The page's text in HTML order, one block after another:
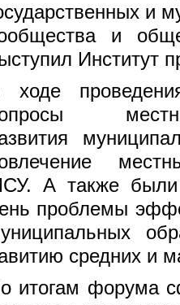
и
и
Институт
ходе
А также были
проблемы
средних и
итогам форума